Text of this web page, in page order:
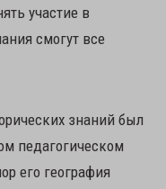
участие в
смогут все
знаний был
педагогическом
его география